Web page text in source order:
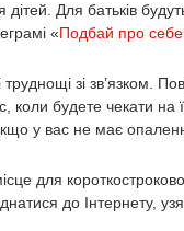
Для батьків
«Подбай про себе
зі зв’язком.
коли будете чекати на
у вас не має
для
до Інтернету,